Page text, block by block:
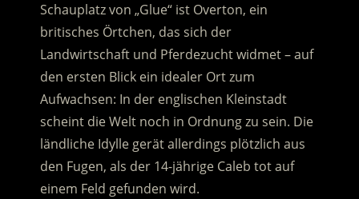
Schauplatz von „Glue“ ist Overton, ein
britisches Örtchen, das sich der
Landwirtschaft und Pferdezucht widmet – auf
den ersten Blick ein idealer Ort zum
Aufwachsen: In der englischen Kleinstadt
scheint die Welt noch in Ordnung zu sein. Die
ländliche Idylle gerät allerdings plötzlich aus
den Fugen, als der 14-jährige Caleb tot auf
einem Feld gefunden wird.